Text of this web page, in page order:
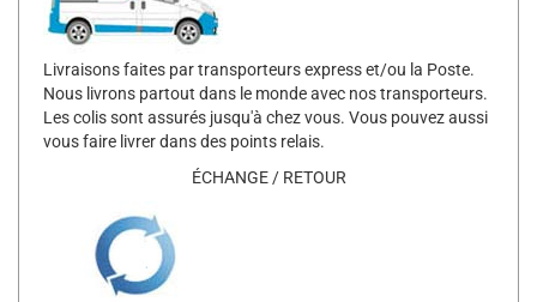
Livraisons faites par transporteurs express et/ou la Poste.
Nous livrons partout dans le monde avec nos transporteurs.
Les colis sont assurés jusqu'à chez vous. Vous pouvez aussi
vous faire livrer dans des points relais.
ÉCHANGE / RETOUR